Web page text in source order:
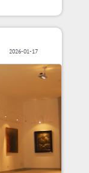
2026-01-17